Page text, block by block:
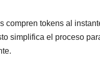
compren tokens al
simplifica el proceso